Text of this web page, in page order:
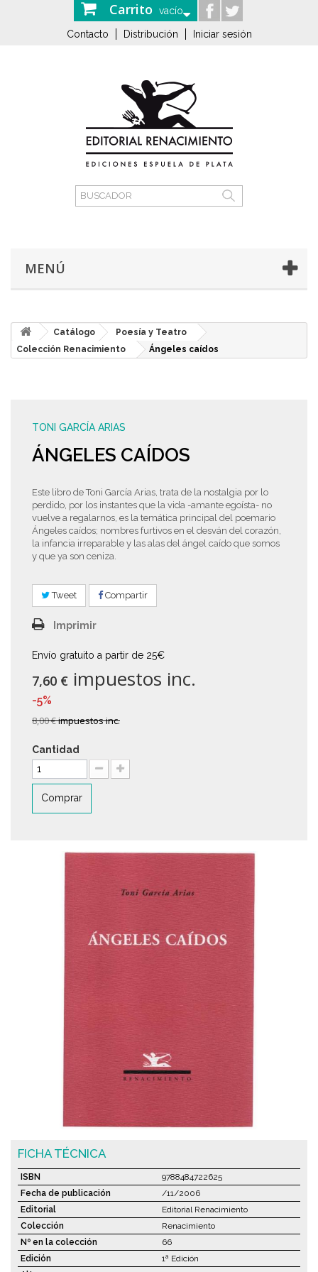
Carrito vacío
Contacto Distribución Iniciar sesión
MENÚ
Catálogo
Poesía y Teatro
Colección Renacimiento
Ángeles caídos
TONI GARCÍA ARIAS
ÁNGELES CAÍDOS
Este libro de Toni García Arias, trata de la nostalgia por lo
perdido, por los instantes que la vida -amante egoísta- no
vuelve a regalarnos, es la temática principal del poemario
Ángeles caídos; nombres furtivos en el desván del corazón,
la infancia irreparable y las alas del ángel caído que somos
y que ya son ceniza.
Tweet Compartir
Imprimir
Envío gratuito a partir de 25€
7,60 € impuestos inc.
-5%
8,00 €impuestos inc.
Cantidad
Comprar
FICHA TÉCNICA
ISBN
9788484722625
Fecha de publicación
/11/2006
Editorial
Editorial Renacimiento
Colección
Renacimiento
Nº en la colección
66
Edición
1ª Edición